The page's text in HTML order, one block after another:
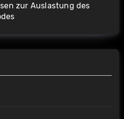
zur Auslastung des